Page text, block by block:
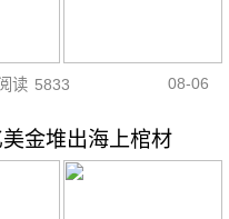
读 5833 08-06
金堆出海上棺材